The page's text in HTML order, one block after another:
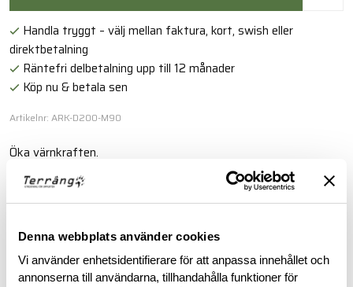
Denna webbplats använder cookies
Vi använder enhetsidentifierare för att anpassa innehållet och
annonserna till användarna, tillhandahålla funktioner för
Handla tryggt – välj mellan faktura, kort, swish eller
direktbetalning
Räntefri delbetalning upp till 12 månader
Köp nu & betala sen
Artikelnr: ARK-D200-M90
Öka värnkraften.
Läs mer